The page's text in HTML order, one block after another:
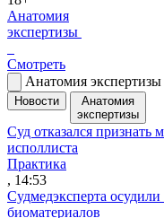
Анатомия
экспертизы
Смотреть
Анатомия экспертизы
Новости
Анатомия
экспертизы
Суд отказался признать
исполлиста
Практика
, 14:53
Судмедэксперта
биоматериалов